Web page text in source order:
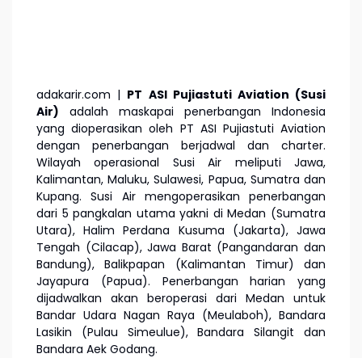
adakarir.com | PT ASI Pujiastuti Aviation (Susi
Air) adalah maskapai penerbangan Indonesia
yang dioperasikan oleh PT ASI Pujiastuti Aviation
dengan penerbangan berjadwal dan charter.
Wilayah operasional Susi Air meliputi Jawa,
Kalimantan, Maluku, Sulawesi, Papua, Sumatra dan
Kupang. Susi Air mengoperasikan penerbangan
dari 5 pangkalan utama yakni di Medan (Sumatra
Utara), Halim Perdana Kusuma (Jakarta), Jawa
Tengah (Cilacap), Jawa Barat (Pangandaran dan
Bandung), Balikpapan (Kalimantan Timur) dan
Jayapura (Papua). Penerbangan harian yang
dijadwalkan akan beroperasi dari Medan untuk
Bandar Udara Nagan Raya (Meulaboh), Bandara
Lasikin (Pulau Simeulue), Bandara Silangit dan
Bandara Aek Godang.